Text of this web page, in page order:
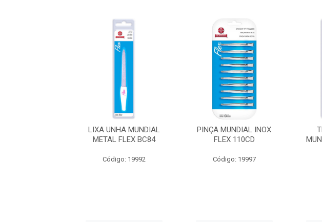
LIXA UNHA MUNDIAL
METAL FLEX BC84
Código: 19992
PINÇA MUNDIAL INOX
FLEX 110CD
Código: 19997